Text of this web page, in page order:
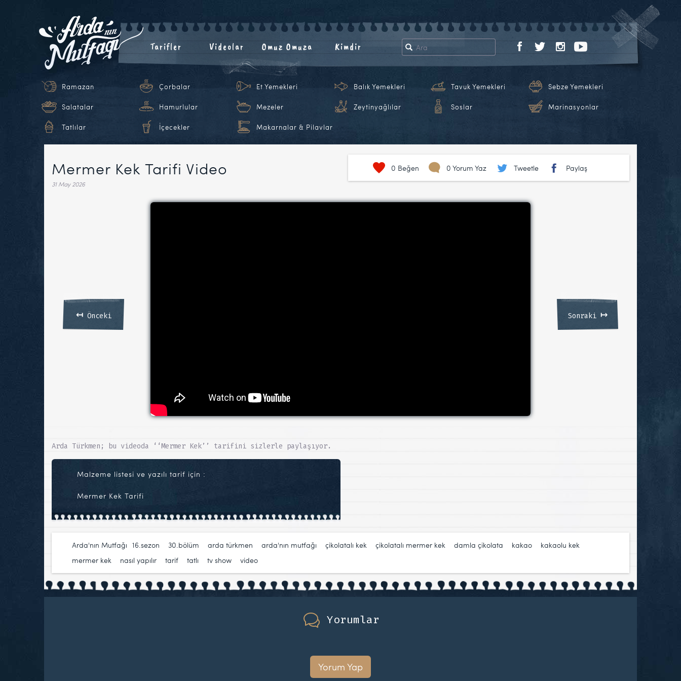
Tarifler Videolar Omuz Omuza Kimdir
Ramazan Çorbalar Et Yemekleri Balık Yemekleri Tavuk Yemekleri Sebze Yemekleri
Salatalar Hamurlular Mezeler Zeytinyağlılar Soslar Marinasyonlar
Tatlılar İçecekler Makarnalar & Pilavlar
Mermer Kek Tarifi Video
31 May 2026
0 Beğen 0 Yorum Yaz Tweetle Paylaş
↤Önceki Sonraki ↦
Arda Türkmen; bu videoda ‘‘Mermer Kek’’ tarifini sizlerle paylaşıyor.
Malzeme listesi ve yazılı tarif için :
Mermer Kek Tarifi
Arda'nın Mutfağı 16.sezon 30.bölüm arda türkmen arda'nın mutfağı çikolatalı kek çikolatalı mermer kek damla çikolata kakao kakaolu kek
mermer kek
nasıl yapılır tarif tatlı tv show video
Yorumlar
Yorum Yap